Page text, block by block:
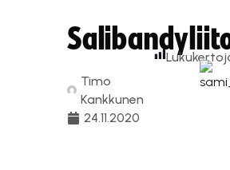
Timo
Kankkunen
24.11.2020